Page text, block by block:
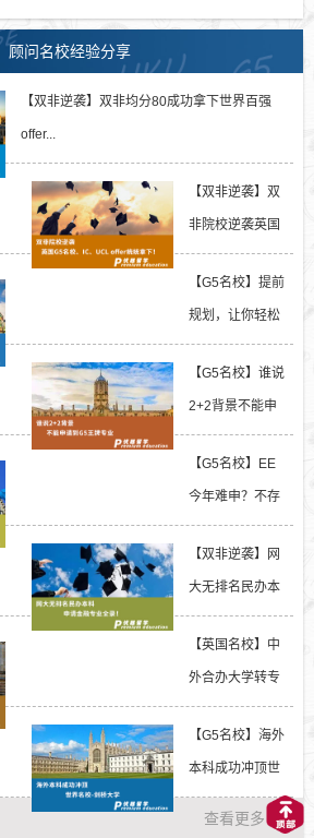
顾问名校经验分享
【双非逆袭】双非均分80成功拿下世界百强
offer...
【双非逆袭】双
非院校逆袭英国
G5名校、IC、
UCL...
【G5名校】提前
规划，让你轻松
逆袭英国G5名
校！...
【G5名校】谁说
2+2背景不能申
请到G5王牌专
业？...
【G5名校】EE
今年难申？不存
在！2+2合作办
学照...
【双非逆袭】网
大无排名民办本
科申请金融专业
全...
【英国名校】中
外合办大学转专
业申请逆袭爱丁
堡...
【G5名校】海外
本科成功冲顶世
界名校-剑桥大
查看更多 >>